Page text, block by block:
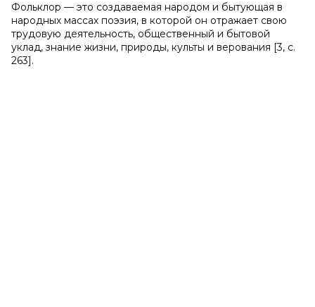
Фольклор — это создаваемая народом и бытующая в
народных массах поэзия, в которой он отражает свою
трудовую деятельность, общественный и бытовой
уклад, знание жизни, природы, культы и верования [3, с.
263].